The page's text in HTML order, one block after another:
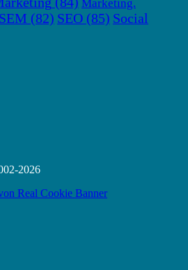
Marketing.
SEM (82) SEO (85) Social
2026
Real Cookie Banner